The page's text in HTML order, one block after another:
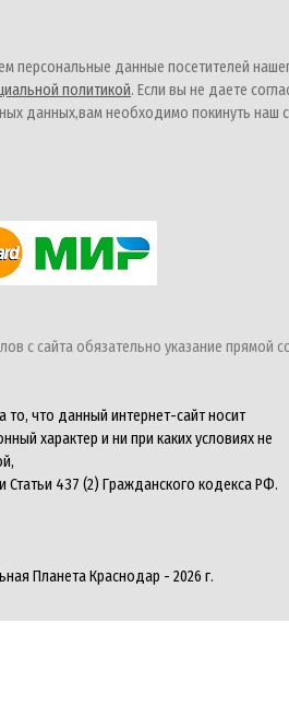
персональные данные посетителей
политикой. Если вы не даете
данных,вам необходимо покинуть наш
с сайта обязательно указание прямой
что данный интернет-сайт носит
характер и ни при каких условиях не
437 (2) Гражданского кодекса РФ.
Планета Краснодар - 2026 г.